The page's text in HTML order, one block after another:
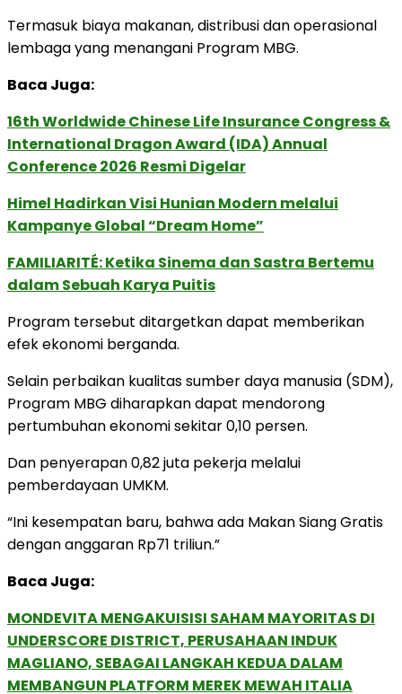
Termasuk biaya makanan, distribusi dan operasional
lembaga yang menangani Program MBG.
Baca Juga:
16th Worldwide Chinese Life Insurance Congress &
International Dragon Award (IDA) Annual
Conference 2026 Resmi Digelar
Himel Hadirkan Visi Hunian Modern melalui
Kampanye Global “Dream Home”
FAMILIARITÉ: Ketika Sinema dan Sastra Bertemu
dalam Sebuah Karya Puitis
Program tersebut ditargetkan dapat memberikan
efek ekonomi berganda.
Selain perbaikan kualitas sumber daya manusia (SDM),
Program MBG diharapkan dapat mendorong
pertumbuhan ekonomi sekitar 0,10 persen.
Dan penyerapan 0,82 juta pekerja melalui
pemberdayaan UMKM.
“Ini kesempatan baru, bahwa ada Makan Siang Gratis
dengan anggaran Rp71 triliun.”
Baca Juga:
MONDEVITA MENGAKUISISI SAHAM MAYORITAS DI
UNDERSCORE DISTRICT, PERUSAHAAN INDUK
MAGLIANO, SEBAGAI LANGKAH KEDUA DALAM
MEMBANGUN PLATFORM MEREK MEWAH ITALIA